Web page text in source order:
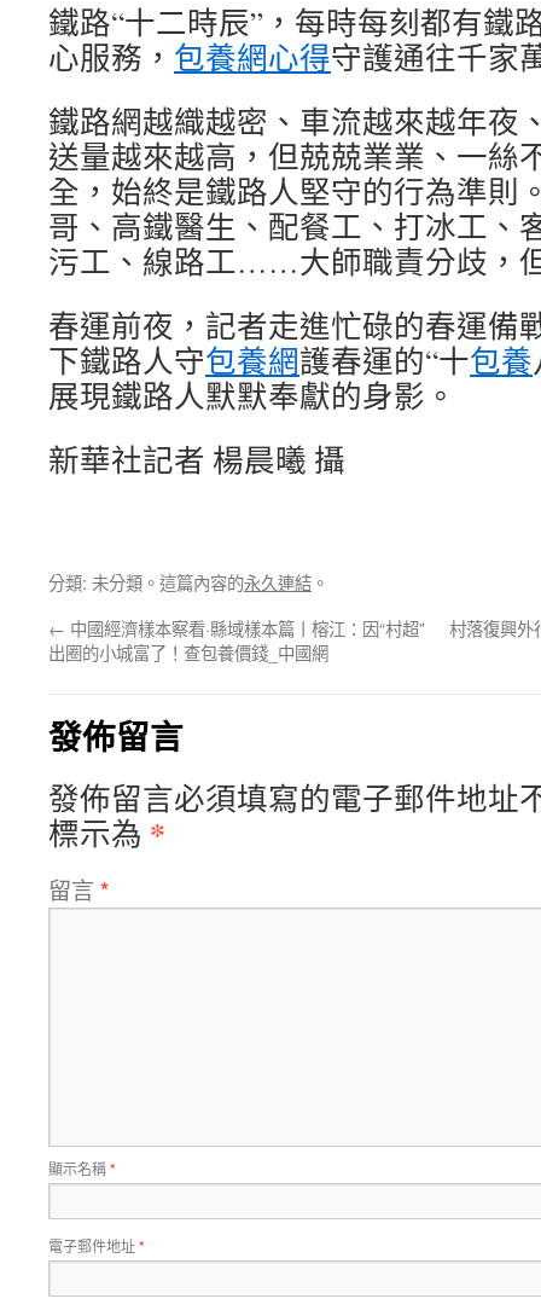
鐵路“十二時辰”，每時每刻都有鐵
心服務， 包養網心得守護通往千家
鐵路網越織越密、車流越來越年夜
送量越來越高，但兢兢業業、一絲
全，始終是鐵路人堅守的行為準則
哥、高鐵醫生、配餐工、打冰工、
污工、線路工……大師職責分歧，
春運前夜，記者走進忙碌的春運備
下鐵路人守包養網護春運的“十包養
展現鐵路人默默奉獻的身影。
新華社記者 楊晨曦 攝
分類: 未分類。這篇內容的永久連結 。
← 中國經濟樣本察看·縣域樣本篇丨榕江：因“村超”
出圈的小城富了！查包養價錢_中國網
村落復興外
發佈留言
發佈留言必須填寫的電子郵件地址
標示為 *
留言 *
顯示名稱*
電子郵件地址*